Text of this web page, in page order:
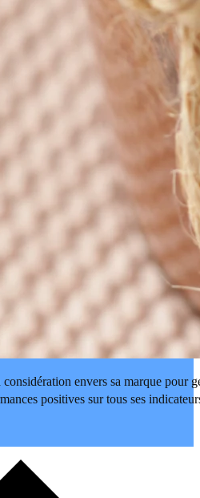
envers sa marque pour
positives sur tous ses